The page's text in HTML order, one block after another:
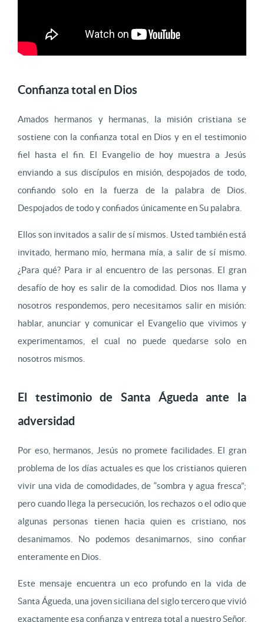
Confianza total en Dios
Amados hermanos y hermanas, la misión cristiana se
sostiene con la confianza total en Dios y en el testimonio
fiel hasta el fin. El Evangelio de hoy muestra a Jesús
enviando a sus discípulos en misión, despojados de todo,
confiando solo en la fuerza de la palabra de Dios.
Despojados de todo y confiados únicamente en Su palabra.
Ellos son invitados a salir de sí mismos. Usted también está
invitado, hermano mío, hermana mía, a salir de sí mismo.
¿Para qué? Para ir al encuentro de las personas. El gran
desafío de hoy es salir de la comodidad. Dios nos llama y
nosotros respondemos, pero necesitamos salir en misión:
hablar, anunciar y comunicar el Evangelio que vivimos y
experimentamos, el cual no puede quedarse solo en
nosotros mismos.
El testimonio de Santa Águeda ante la
adversidad
Por eso, hermanos, Jesús no promete facilidades. El gran
problema de los días actuales es que los cristianos quieren
vivir una vida de comodidades, de “sombra y agua fresca”;
pero cuando llega la persecución, los rechazos o el odio que
algunas personas tienen hacia quien es cristiano, nos
desanimamos. No podemos desanimarnos, sino confiar
enteramente en Dios.
Este mensaje encuentra un eco profundo en la vida de
Santa Águeda, una joven siciliana del siglo tercero que vivió
exactamente esa confianza y entrega total a nuestro Señor.